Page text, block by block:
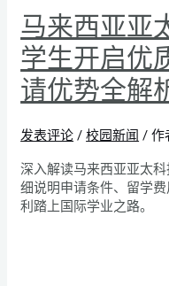
马来西亚亚
学生开启优
请优势全解
发表评论 /校园新闻 / 作
深入解读马来西亚亚太
细说明申请条件、留学
利踏上国际学业之路。